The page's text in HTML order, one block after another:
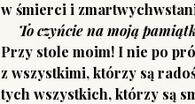
w śmierci i
To czyńcie na moją
Przy stole moim! I nie po
z wszystkimi, którzy są
tych wszystkich, którzy są